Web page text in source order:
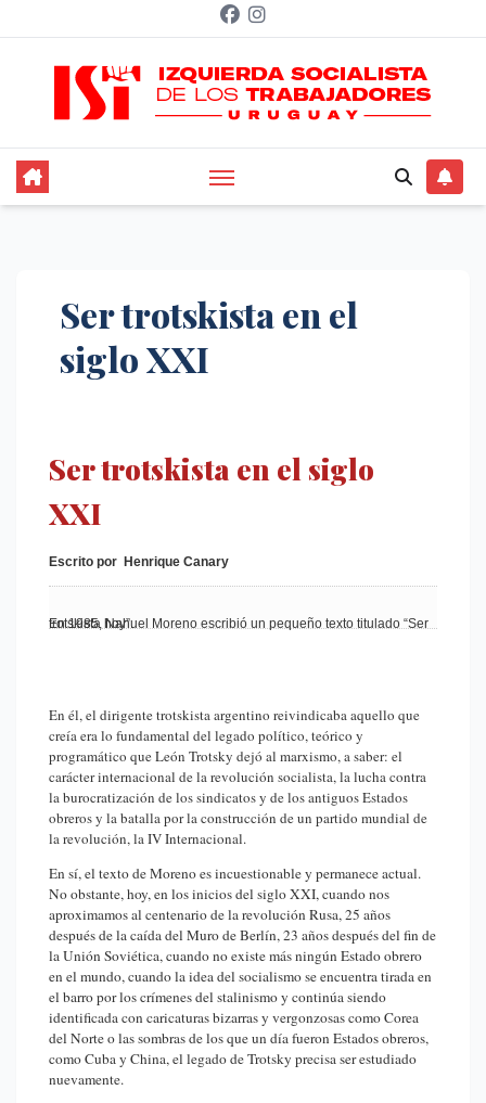
contenido
Ser trotskista en el
siglo XXI
Ser trotskista en el siglo
XXI
Escrito por Henrique Canary
En 1985, Nahuel Moreno escribió un pequeño texto titulado “Ser trotskista hoy”.
En él, el dirigente trotskista argentino reivindicaba aquello que
creía era lo fundamental del legado político, teórico y
programático que León Trotsky dejó al marxismo, a saber: el
carácter internacional de la revolución socialista, la lucha contra
la burocratización de los sindicatos y de los antiguos Estados
obreros y la batalla por la construcción de un partido mundial de
la revolución, la IV Internacional.
En sí, el texto de Moreno es incuestionable y permanece actual.
No obstante, hoy, en los inicios del siglo XXI, cuando nos
aproximamos al centenario de la revolución Rusa, 25 años
después de la caída del Muro de Berlín, 23 años después del fin de
la Unión Soviética, cuando no existe más ningún Estado obrero
en el mundo, cuando la idea del socialismo se encuentra tirada en
el barro por los crímenes del stalinismo y continúa siendo
identificada con caricaturas bizarras y vergonzosas como Corea
del Norte o las sombras de los que un día fueron Estados obreros,
como Cuba y China, el legado de Trotsky precisa ser estudiado
nuevamente.